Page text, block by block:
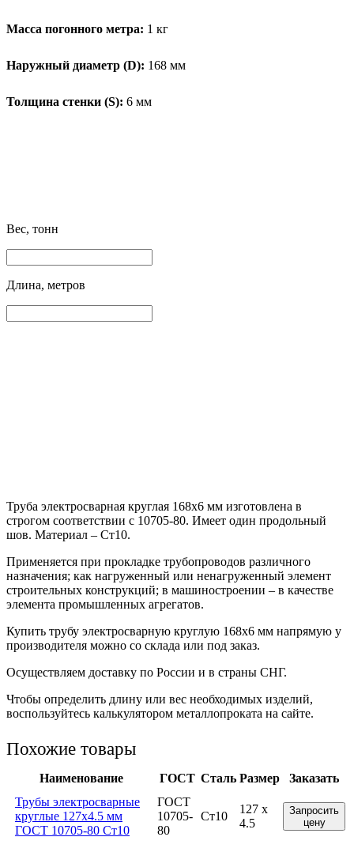
Масса погонного метра: 1 кг
Наружный диаметр (D): 168 мм
Толщина стенки (S): 6 мм
Вес, тонн
Длина, метров
Труба электросварная круглая 168х6 мм изготовлена в
строгом соответствии с 10705-80. Имеет один продольный
шов. Материал – Ст10.
Применяется при прокладке трубопроводов различного
назначения; как нагруженный или ненагруженный элемент
строительных конструкций; в машиностроении – в качестве
элемента промышленных агрегатов.
Купить трубу электросварную круглую 168х6 мм напрямую у
производителя можно со склада или под заказ.
Осуществляем доставку по России и в страны СНГ.
Чтобы определить длину или вес необходимых изделий,
воспользуйтесь калькулятором металлопроката на сайте.
Похожие товары
Наименование ГОСТ Сталь Размер
Заказать
Трубы электросварные
круглые 127x4.5 мм
ГОСТ 10705-80 Ст10
ГОСТ
10705-
80
Ст10
127 x
4.5
Запросить
цену